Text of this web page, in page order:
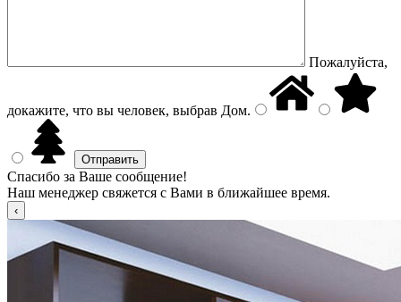
Пожалуйста,
докажите, что вы человек, выбрав Дом.
Спасибо за Ваше сообщение!
Наш менеджер свяжется с Вами в ближайшее время.